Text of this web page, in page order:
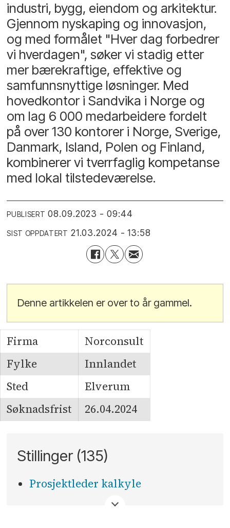
industri, bygg, eiendom og arkitektur.
Gjennom nyskaping og innovasjon,
og med formålet "Hver dag forbedrer
vi hverdagen", søker vi stadig etter
mer bærekraftige, effektive og
samfunnsnyttige løsninger. Med
hovedkontor i Sandvika i Norge og
om lag 6 000 medarbeidere fordelt
på over 130 kontorer i Norge, Sverige,
Danmark, Island, Polen og Finland,
kombinerer vi tverrfaglig kompetanse
med lokal tilstedeværelse.
PUBLISERT 08.09.2023 - 09:44
SIST OPPDATERT 21.03.2024 - 13:58
Denne artikkelen er over to år gammel.
Firma
Norconsult
Fylke
Innlandet
Sted
Elverum
Søknadsfrist
26.04.2024
Stillinger (135)
Prosjektleder kalkyle